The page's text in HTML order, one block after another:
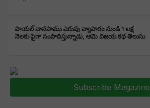
పాయల్ వానపాము ఎరువు వ్యాపారం నుండి 1 లక్ష
నెలకు పైగా సంపాదిస్తున్నాడు, ఆమె విజయ కథ తెలుసు
Subscribe Magazine